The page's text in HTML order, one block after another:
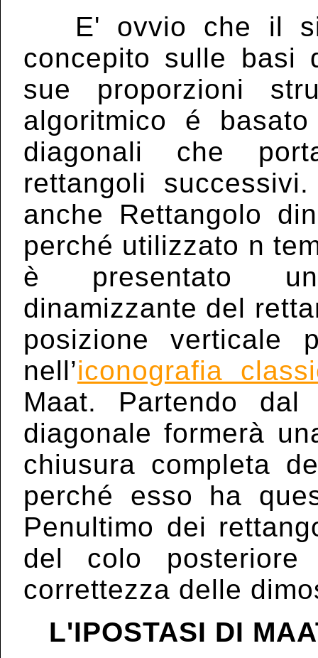
E' ovvio che il
concepito sulle basi
sue proporzioni
algoritmico é
diagonali che
rettangoli
anche Rettangolo
perché utilizzato n
è presentato
dinamizzante del
posizione verticale
nell’iconografia
Maat. Partendo
diagonale formerà
chiusura completa
perché esso ha
Penultimo dei
del colo
correttezza delle
L'IPOSTASI DI